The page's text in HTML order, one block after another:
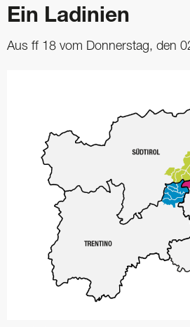
Ein Ladinien
Aus ff 18 vom Donnerstag, den